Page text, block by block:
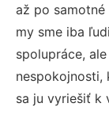
až po samotné
my sme iba
spolupráce,
nespokojnosti,
sa ju vyriešiť k